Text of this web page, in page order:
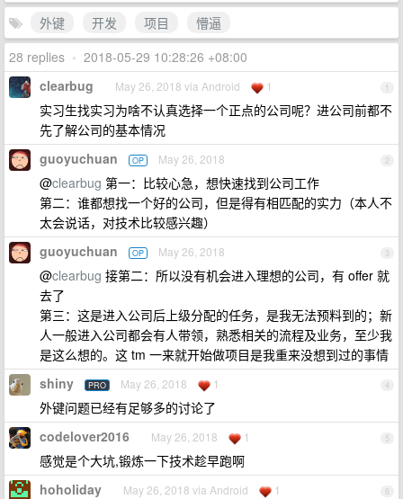
外键
开发 项目
懵逼
28 replies • 2018-05-29 10:28:26 +08:00
1
clearbug May 26, 2018 via Android 1
实习生找实习为啥不认真选择一个正点的公司呢？进公司前都不
先了解公司的基本情况
2
guoyuchuan OP May 26, 2018
@clearbug 第一：比较心急，想快速找到公司工作
第二：谁都想找一个好的公司，但是得有相匹配的实力（本人不
太会说话，对技术比较感兴趣）
3
guoyuchuan OP May 26, 2018
@clearbug 接第二：所以没有机会进入理想的公司，有 offer 就
去了
第三：这是进入公司后上级分配的任务，是我无法预料到的；新
人一般进入公司都会有人带领，熟悉相关的流程及业务，至少我
是这么想的。这 tm 一来就开始做项目是我重来没想到过的事情
4
shiny PRO May 26, 2018 1
外键问题已经有足够多的讨论了
5
codelover2016 May 26, 2018 1
感觉是个大坑,锻炼一下技术趁早跑啊
6
hoholiday May 26, 2018 via Android 1